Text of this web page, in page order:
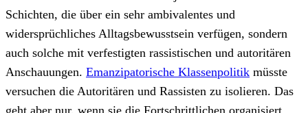
Schichten, die über ein sehr ambivalentes und
widersprüchliches Alltagsbewusstsein verfügen, sondern
auch solche mit verfestigten rassistischen und autoritären
Anschauungen. Emanzipatorische Klassenpolitik müsste
versuchen die Autoritären und Rassisten zu isolieren. Das
geht aber nur, wenn sie die Fortschrittlichen organisiert